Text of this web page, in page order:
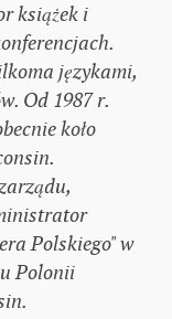
książek i
językami,
Od 1987 r.
koło
Polskiego" w
Polonii